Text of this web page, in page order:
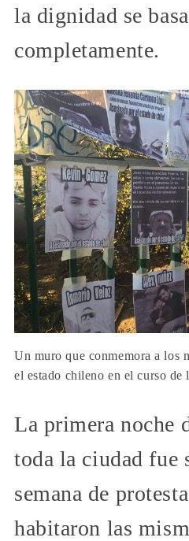
la dignidad se
completamente.
Un muro que conmemora a los
el estado chileno en el curso de
La primera noche
toda la ciudad fue
semana de
habitaron las